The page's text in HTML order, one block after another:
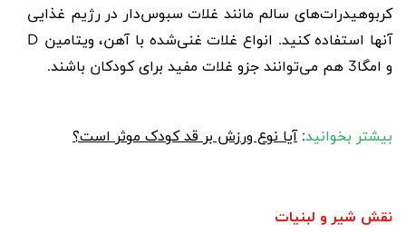
کربوهیدرات‌های سالم مانند غلات سبوس‌دار در رژیم غذایی
آنها استفاده کنید. انواع غلات غنی‌شده با آهن، ویتامین D
و امگا3 هم می‌توانند جزو غلات مفید برای کودکان باشند.
بیشتر بخوانید:آیا نوع ورزش بر قد کودک موثر است؟
نقش شیر و لبنیات